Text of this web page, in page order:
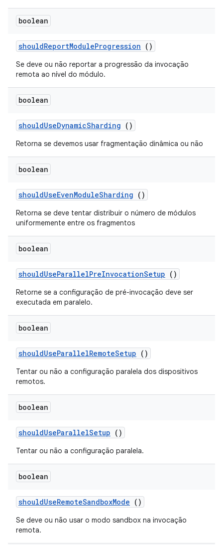
boolean
shouldReportModuleProgression ()
Se deve ou não reportar a progressão da invocação
remota ao nível do módulo.
boolean
shouldUseDynamicSharding ()
Retorna se devemos usar fragmentação dinâmica ou não
boolean
shouldUseEvenModuleSharding ()
Retorna se deve tentar distribuir o número de módulos
uniformemente entre os fragmentos
boolean
shouldUseParallelPreInvocationSetup ()
Retorne se a configuração de pré-invocação deve ser
executada em paralelo.
boolean
shouldUseParallelRemoteSetup ()
Tentar ou não a configuração paralela dos dispositivos
remotos.
boolean
shouldUseParallelSetup ()
Tentar ou não a configuração paralela.
boolean
shouldUseRemoteSandboxMode ()
Se deve ou não usar o modo sandbox na invocação
remota.